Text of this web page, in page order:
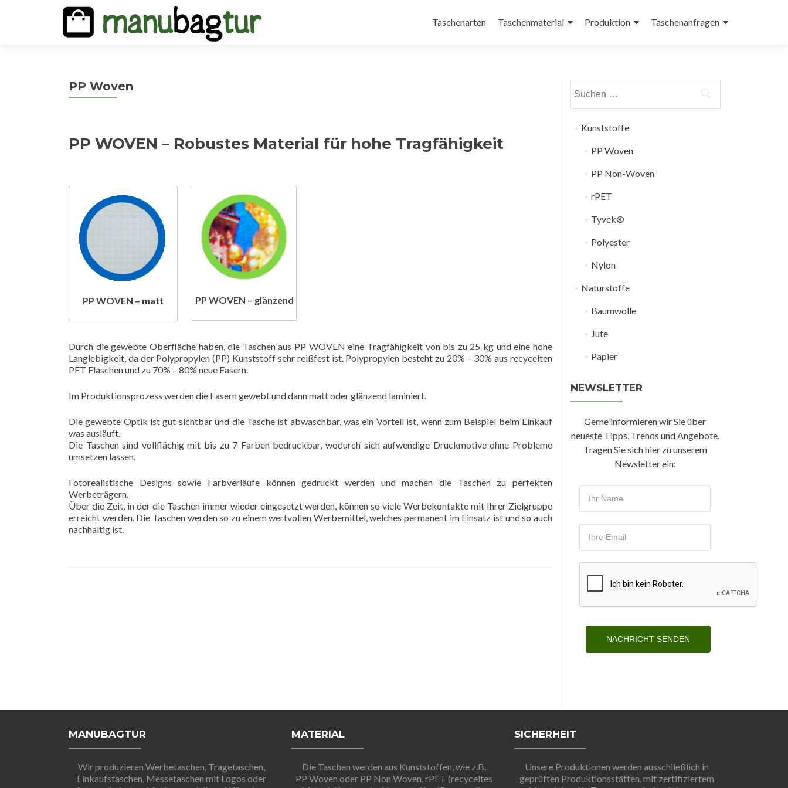
Taschenarten Taschenmaterial Produktion Taschenanfragen
PP Woven
PP WOVEN – Robustes Material für hohe Tragfähigkeit
PP WOVEN – matt PP WOVEN – glänzend
Durch die gewebte Oberfläche haben, die Taschen aus PP WOVEN eine Tragfähigkeit von bis zu 25 kg und eine hohe
Langlebigkeit, da der Polypropylen (PP) Kunststoff sehr reißfest ist. Polypropylen besteht zu 20% – 30% aus recycelten
PET Flaschen und zu 70% – 80% neue Fasern.
Im Produktionsprozess werden die Fasern gewebt und dann matt oder glänzend laminiert.
Die gewebte Optik ist gut sichtbar und die Tasche ist abwaschbar, was ein Vorteil ist, wenn zum Beispiel beim Einkauf
was ausläuft.
Die Taschen sind vollflächig mit bis zu 7 Farben bedruckbar, wodurch sich aufwendige Druckmotive ohne Probleme
umsetzen lassen.
Fotorealistische Designs sowie Farbverläufe können gedruckt werden und machen die Taschen zu perfekten
Werbeträgern.
Über die Zeit, in der die Taschen immer wieder eingesetzt werden, können so viele Werbekontakte mit Ihrer Zielgruppe
erreicht werden. Die Taschen werden so zu einem wertvollen Werbemittel, welches permanent im Einsatz ist und so auch
nachhaltig ist.
nach:
Kunststoffe
PP Woven
PP Non-Woven
rPET
Tyvek®
Polyester
Nylon
Naturstoffe
Baumwolle
Jute
Papier
NEWSLETTER
Gerne informieren wir Sie über
neueste Tipps, Trends und Angebote.
Tragen Sie sich hier zu unserem
Newsletter ein:
NACHRICHT SENDEN
MANUBAGTUR
Wir produzieren Werbetaschen, Tragetaschen,
Einkaufstaschen, Messetaschen mit Logos oder
MATERIAL
Die Taschen werden aus Kunststoffen, wie z.B.
PP Woven oder PP Non Woven, rPET (recyceltes
SICHERHEIT
Unsere Produktionen werden ausschließlich in
geprüften Produktionsstätten, mit zertifiziertem